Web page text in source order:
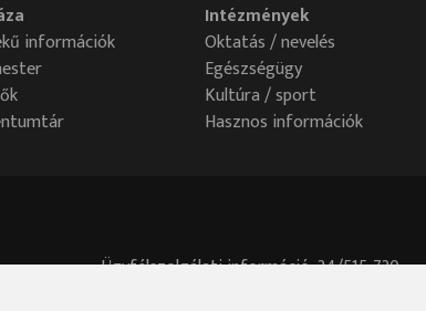
információk
Intézmények
Oktatás / nevelés
Egészségügy
Kultúra / sport
Hasznos információk
Ügyfélszolgálati információ: 34/515-730